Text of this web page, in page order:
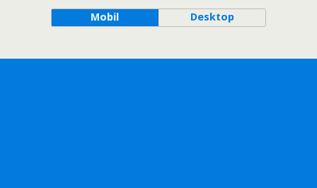
Mobil Desktop